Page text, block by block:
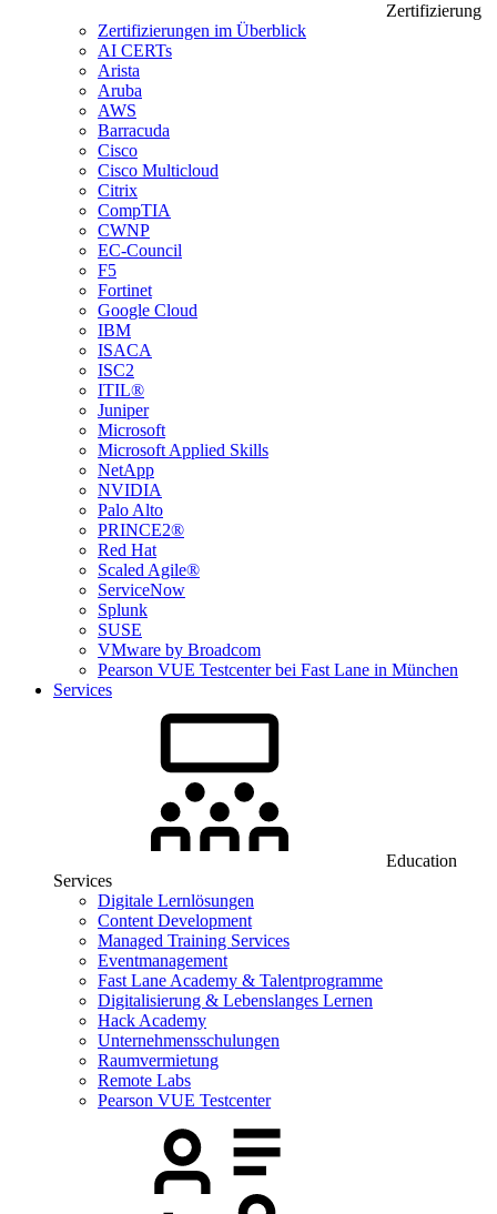
Zertifizierung
Zertifizierungen im Überblick
AI CERTs
Arista
Aruba
AWS
Barracuda
Cisco
Cisco Multicloud
Citrix
CompTIA
CWNP
EC-Council
F5
Fortinet
Google Cloud
IBM
ISACA
ISC2
ITIL®
Juniper
Microsoft
Microsoft Applied Skills
NetApp
NVIDIA
Palo Alto
PRINCE2®
Red Hat
Scaled Agile®
ServiceNow
Splunk
SUSE
VMware by Broadcom
Pearson VUE Testcenter bei Fast Lane in München
Services
Education
Services
Digitale Lernlösungen
Content Development
Managed Training Services
Eventmanagement
Fast Lane Academy & Talentprogramme
Digitalisierung & Lebenslanges Lernen
Hack Academy
Unternehmensschulungen
Raumvermietung
Remote Labs
Pearson VUE Testcenter